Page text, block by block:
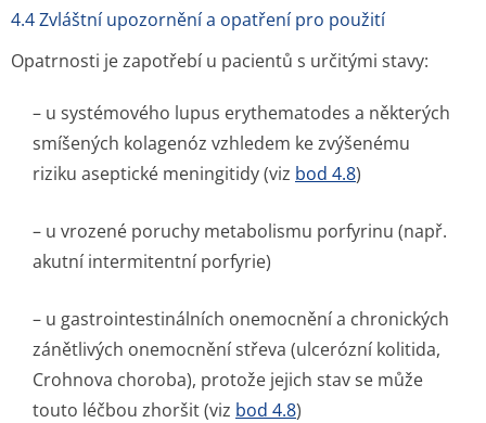
4.4 Zvláštní upozornění a opatření pro použití
Opatrnosti je zapotřebí u pacientů s určitými stavy:
– u systémového lupus erythematodes a některých
smíšených kolagenóz vzhledem ke zvýšenému
riziku aseptické meningitidy (viz bod 4.8)
– u vrozené poruchy metabolismu porfyrinu (např.
akutní intermitentní porfyrie)
– u gastrointes­tinálních onemocnění a chronických
zánětlivých onemocnění střeva (ulcerózní kolitida,
Crohnova choroba), protože jejich stav se může
touto léčbou zhoršit (viz bod 4.8)